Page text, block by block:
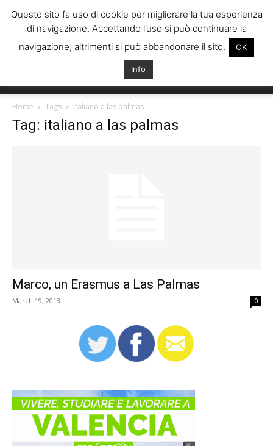
Italiani
Home Tags Italiano a las palmas
Tag: italiano a las palmas
Marco, un Erasmus a Las Palmas
March 19, 2013 0
Questo sito fa uso di cookie per migliorare la tua esperienza
di navigazione. Accettando l’uso si può continuare la
navigazione; altrimenti si può abbandonare il sito.
OK
Info